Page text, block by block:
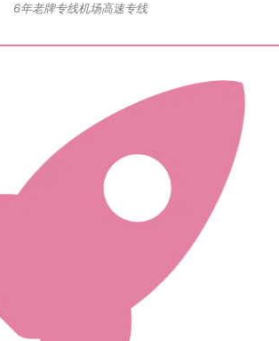
6年老牌专线机场高速专线